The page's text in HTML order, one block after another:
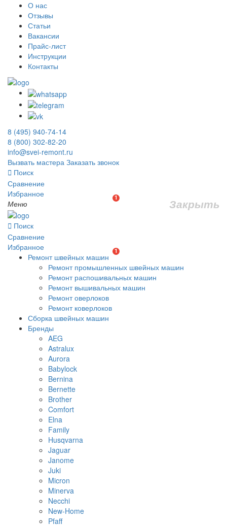
О нас
Отзывы
Статьи
Вакансии
Прайс-лист
Инструкции
Контакты
8 (495) 940-74-14
8 (800) 302-82-20
info@svei-remont.ru
Вызвать мастера Заказать звонок
Поиск
Сравнение
Избранное
1
Меню Закрыть
Поиск
Сравнение
Избранное
1
Ремонт швейных машин
Ремонт промышленных швейных машин
Ремонт распошивальных машин
Ремонт вышивальных машин
Ремонт оверлоков
Ремонт коверлоков
Сборка швейных машин
Бренды
AEG
Astralux
Aurora
Babylock
Bernina
Bernette
Brother
Comfort
Elna
Family
Husqvarna
Jaguar
Janome
Juki
Micron
Minerva
Necchi
New-Home
Pfaff